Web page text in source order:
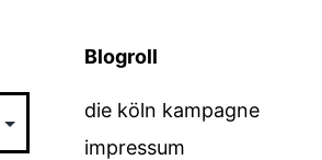
Blogroll
die köln kampagne
impressum